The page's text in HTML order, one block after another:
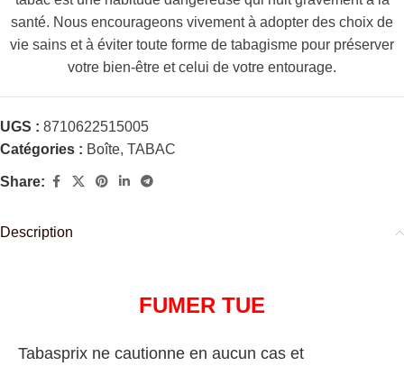
santé. Nous encourageons vivement à adopter des choix de
vie sains et à éviter toute forme de tabagisme pour préserver
votre bien-être et celui de votre entourage.
UGS : 8710622515005
Catégories : Boîte, TABAC
Share:
Description
FUMER TUE
Tabasprix ne cautionne en aucun cas et